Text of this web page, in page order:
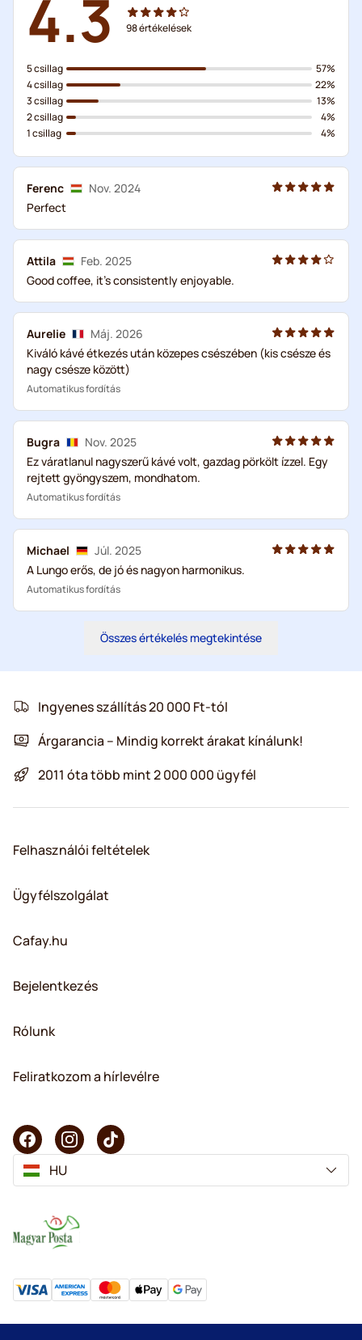
4.3 98értékelések
5 csillag
4 csillag
3 csillag
2 csillag
1 csillag
57%
22%
13%
4%
4%
Ferenc
Nov. 2024
Perfect
Attila
Feb. 2025
Good coffee, it's consistently enjoyable.
Aurelie
Máj. 2026
Kiváló kávé étkezés után közepes csészében (kis csésze és
nagy csésze között)
Automatikus fordítás
Bugra
Nov. 2025
Ez váratlanul nagyszerű kávé volt, gazdag pörkölt ízzel. Egy
rejtett gyöngyszem, mondhatom.
Automatikus fordítás
Michael
Júl. 2025
A Lungo erős, de jó és nagyon harmonikus.
Automatikus fordítás
Összes értékelés megtekintése
Ingyenes szállítás 20 000 Ft-tól
Árgarancia – Mindig korrekt árakat kínálunk!
2011 óta több mint 2 000 000 ügyfél
Felhasználói feltételek
Ügyfélszolgálat
Cafay.hu
Bejelentkezés
Rólunk
Feliratkozom a hírlevélre
HU